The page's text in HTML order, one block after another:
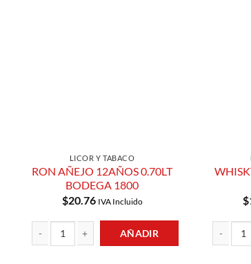
LICOR Y TABACO
RON AÑEJO 12AÑOS 0.70LT
BODEGA 1800
$20.76 IVA Incluido
AÑADIR
$